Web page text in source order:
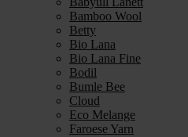
Bamboo Wool
Betty
Bio Lana
Bio Lana Fine
Bodil
Bumle Bee
Cloud
Eco Melange
Faroese Yarn